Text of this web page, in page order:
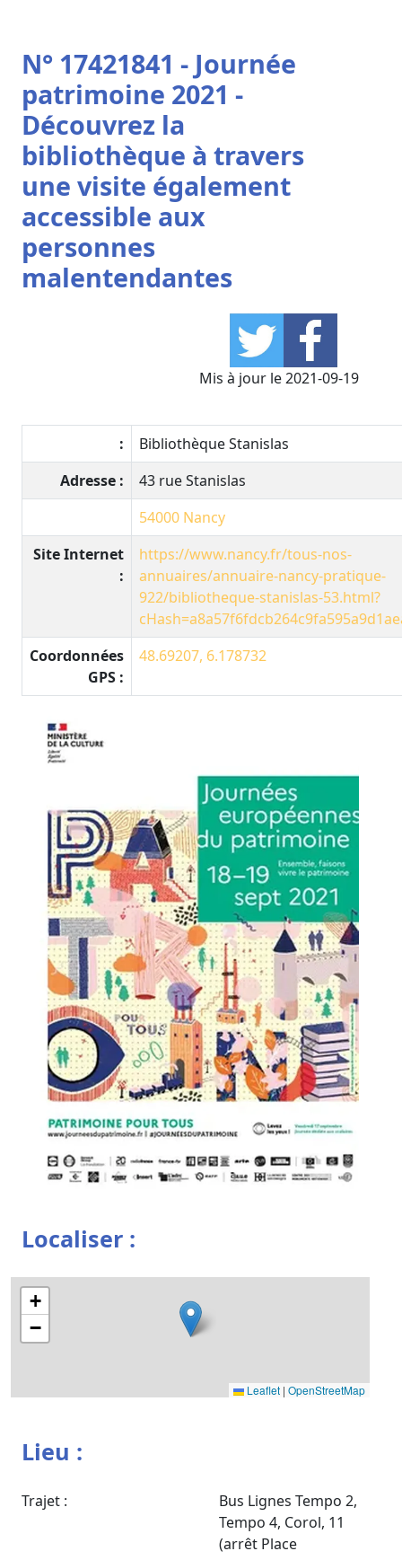
N° 17421841 - Journée
patrimoine 2021 -
Découvrez la
bibliothèque à travers
une visite également
accessible aux
personnes
malentendantes
Mis à jour le 2021-09-19
:
Bibliothèque Stanislas
Adresse :
43 rue Stanislas
54000 Nancy
Site Internet
:
https://www.nancy.fr/tous-nos-
annuaires/annuaire-nancy-pratique-
922/bibliotheque-stanislas-53.html?
Coordonnées
GPS :
48.69207, 6.178732
Localiser :
+
−
Leaflet | OpenStreetMap
Lieu :
Trajet :
Bus Lignes Tempo 2,
Tempo 4, Corol, 11
(arrêt Place